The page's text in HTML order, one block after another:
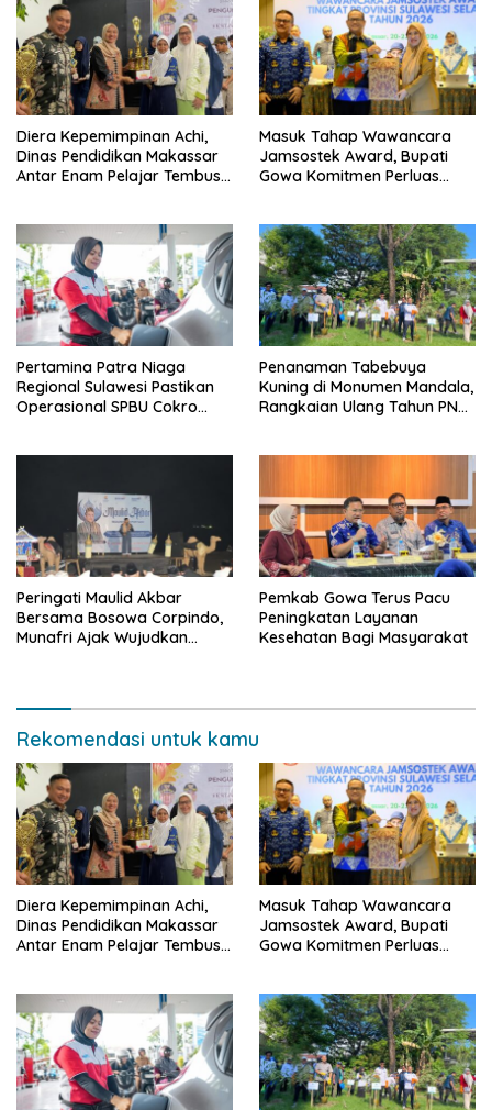
Diera Kepemimpinan Achi,
Dinas Pendidikan Makassar
Antar Enam Pelajar Tembus
Masuk Tahap Wawancara
Jamsostek Award, Bupati
Gowa Komitmen Perluas
Pertamina Patra Niaga
Regional Sulawesi Pastikan
Operasional SPBU Cokro
Penanaman Tabebuya
Kuning di Monumen Mandala,
Rangkaian Ulang Tahun PNM
Peringati Maulid Akbar
Bersama Bosowa Corpindo,
Munafri Ajak Wujudkan
Pemkab Gowa Terus Pacu
Peningkatan Layanan
Kesehatan Bagi Masyarakat
Rekomendasi untuk kamu
Diera Kepemimpinan Achi,
Dinas Pendidikan Makassar
Antar Enam Pelajar Tembus
Masuk Tahap Wawancara
Jamsostek Award, Bupati
Gowa Komitmen Perluas